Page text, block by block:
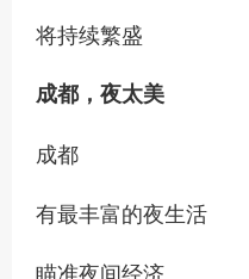
将持续繁盛
成都，夜太美
成都
有最丰富的夜生活
瞄准夜间经济